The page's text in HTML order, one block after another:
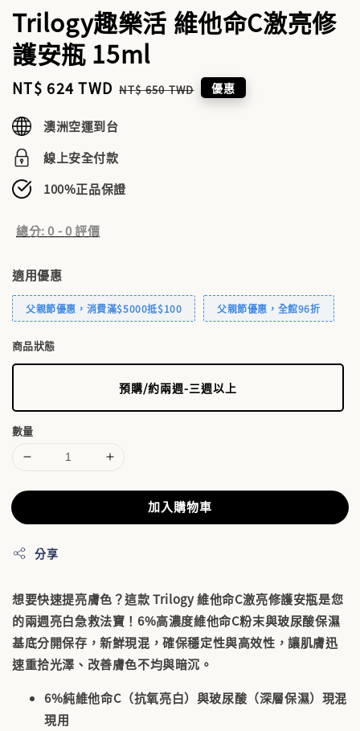
Trilogy趣樂活 維他命C激亮修
護安瓶 15ml
Sale
NT$ 624 TWD Regular
NT$ 650 TWD 優惠
澳洲空運到台
線上安全付款
100%正品保證
總分:0 -0評價
適用優惠
父親節優惠，消費滿$5000抵$100 父親節優惠，全館96折
商品狀態
預購/約兩週-三週以上
數量
加入購物車
分享
想要快速提亮膚色？這款 Trilogy 維他命C激亮修護安瓶是您
的兩週亮白急救法寶！6%高濃度維他命C粉末與玻尿酸保濕
基底分開保存，新鮮現混，確保穩定性與高效性，讓肌膚迅
速重拾光澤、改善膚色不均與暗沉。
6%純維他命C（抗氧亮白）與玻尿酸（深層保濕）現混
現用